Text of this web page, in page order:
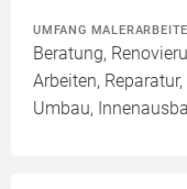
UMFANG
Beratung,
Arbeiten,
Umbau,